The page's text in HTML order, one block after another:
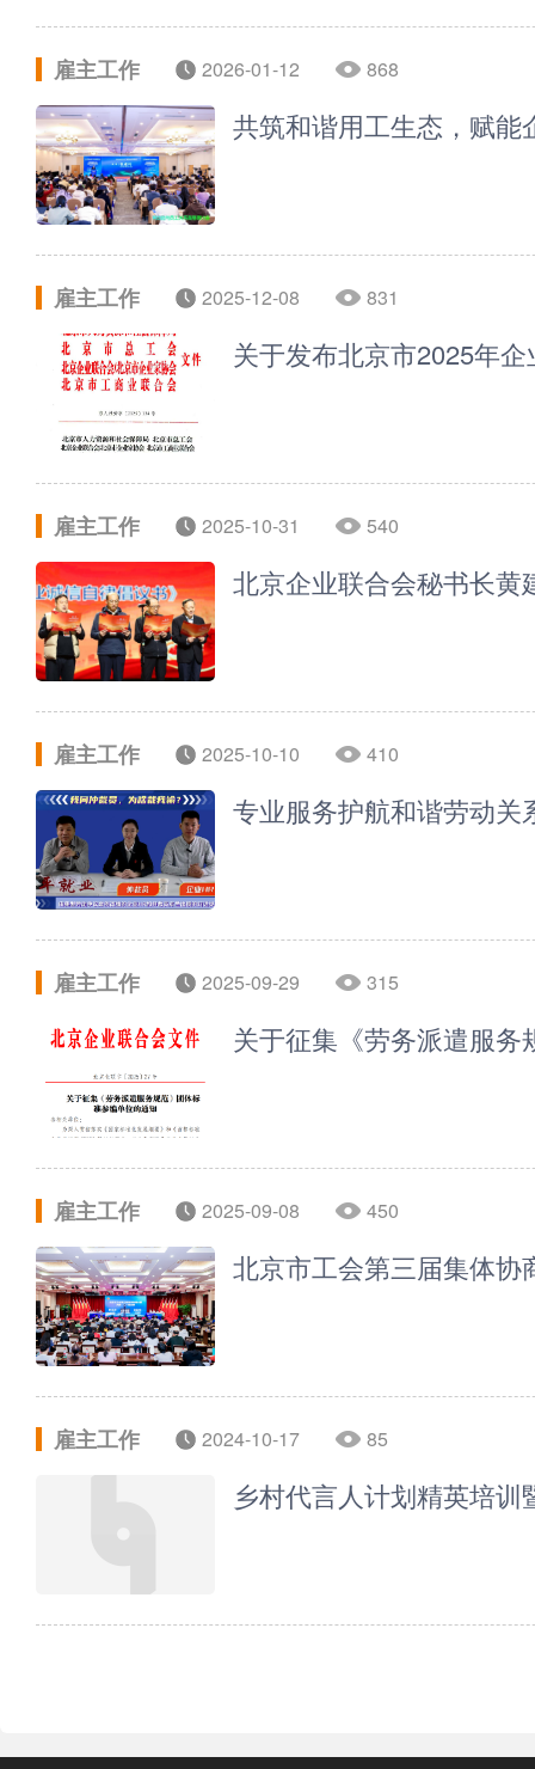
雇主工作 2026-01-12 868
共筑和谐用工生态，赋
雇主工作 2025-12-08 831
关于发布北京市2025年
雇主工作 2025-10-31 540
北京企业联合会秘书长黄
雇主工作 2025-10-10 410
专业服务护航和谐劳动关
雇主工作 2025-09-29 315
关于征集《劳务派遣服
雇主工作 2025-09-08 450
北京市工会第三届集体
雇主工作 2024-10-17 85
乡村代言人计划精英培